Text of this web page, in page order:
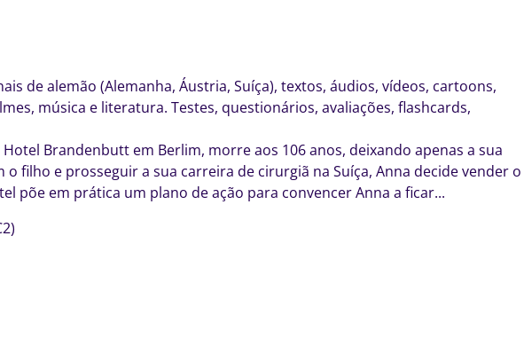
de alemão (Alemanha, Áustria, Suíça), textos, áudios, vídeos, cartoons,
música e literatura. Testes, questionários, avaliações, flashcards,
Brandenbutt em Berlim, morre aos 106 anos, deixando apenas a sua
filho e prosseguir a sua carreira de cirurgiã na Suíça, Anna decide vender o
põe em prática um plano de ação para convencer Anna a ficar...